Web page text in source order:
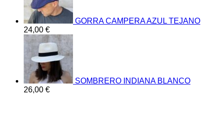
GORRA CAMPERA AZUL TEJANO
24,00 €
SOMBRERO INDIANA BLANCO
26,00 €